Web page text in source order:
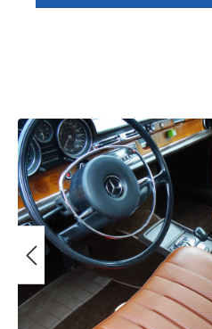
Bildergalerie überspringen